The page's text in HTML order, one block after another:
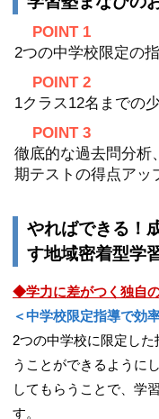
POINT 1
2つの中学校限定の指
POINT 2
1クラス12名までの
POINT 3
徹底的な過去問分析
期テストの得点アッ
やればできる！
す地域密着型学
◆学力に差がつく独自
＜中学校限定指導で効
2つの中学校に限定し
うことができるように
してもらうことで、学
す。